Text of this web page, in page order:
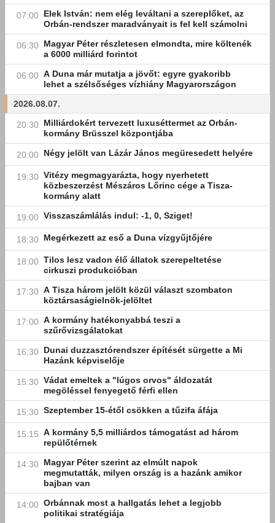
07:00 Elek István: nem elég leváltani a szereplőket, az
Orbán-rendszer maradványait is fel kell számolni
06:30 Magyar Péter részletesen elmondta, mire költenék
a 6000 milliárd forintot
06:00 A Duna már mutatja a jövőt: egyre gyakoribb
lehet a szélsőséges vízhiány Magyarországon
2026.08.07.
20:30 Milliárdokért tervezett luxuséttermet az Orbán-
kormány Brüsszel központjába
20:00 Négy jelölt van Lázár János megüresedett helyére
19:30 Vitézy megmagyarázta, hogy nyerhetett
közbeszerzést Mészáros Lőrinc cége a Tisza-
kormány alatt
19:00 Visszaszámlálás indul: -1, 0, Sziget!
18:30 Megérkezett az eső a Duna vízgyűjtőjére
18:00 Tilos lesz vadon élő állatok szerepeltetése
cirkuszi produkcióban
17:30 A Tisza három jelölt közül választ szombaton
köztársaságielnök-jelöltet
17:00 A kormány hatékonyabbá teszi a
szűrővizsgálatokat
16:30 Dunai duzzasztórendszer építését sürgette a Mi
Hazánk képviselője
15:30 Vádat emeltek a "lúgos orvos" áldozatát
megöléssel fenyegető férfi ellen
15:30 Szeptember 15-étől csökken a tűzifa áfája
15:15 A kormány 5,5 milliárdos támogatást ad három
repülőtérnek
14:30 Magyar Péter szerint az elmúlt napok
megmutatták, milyen ország is a hazánk amikor
bajban van
14:00 Orbánnak most a hallgatás lehet a legjobb
politikai stratégiája